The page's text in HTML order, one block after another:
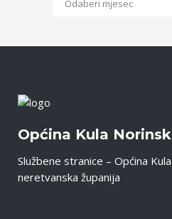
Općina Kula
Službene stranice – Općina
neretvanska županija